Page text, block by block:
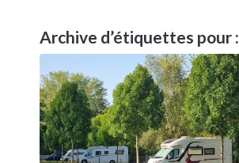
Archive d’étiquettes pour :